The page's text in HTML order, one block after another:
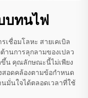
บทนไฟ
ชื่อมโลหะ สายเคเบิล
นการลุกลามของเปลว
ขึ้น คุณลักษณะนี้ไม่เพียง
อดคล้องตามข้อกำหนด
มั่นใจได้ตลอดเวลาที่ใช้